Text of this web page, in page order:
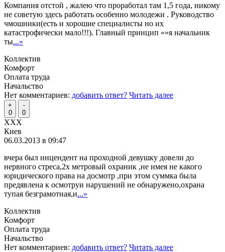
Компания отстой , жалею что проработал там 1,5 года, никому
не советую здесь работать особенно молодежи . Руководство
чмошники(есть и хорошие специалисты но их
катастрофически мало!!!). Главный принцип «»я начальник
ты...»
Коллектив
Комфорт
Оплата труда
Начальство
Нет комментариев: добавить ответ? Читать далее
+
0
-
0
XXX
Киев
06.03.2013 в 09:47
вчера был инцендент на проходной девушку довели до
нервного стреса,2х метровый охраник ,не имея не какого
юридического права на досмотр ,при этом суммка была
предявлена к осмотруи нарушений не обнаружено,охрана
тупая безграмотная,и...»
Коллектив
Комфорт
Оплата труда
Начальство
Нет комментариев: добавить ответ? Читать далее